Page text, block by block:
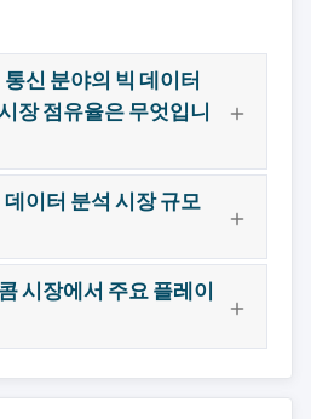
신 분야의 빅 데이터
장 점유율은 무엇입니
이터 분석 시장 규모
시장에서 주요 플레이